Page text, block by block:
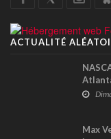
ACTUALITÉ
Max